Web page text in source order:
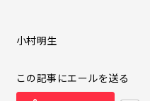
小村明生
この記事にエールを送る